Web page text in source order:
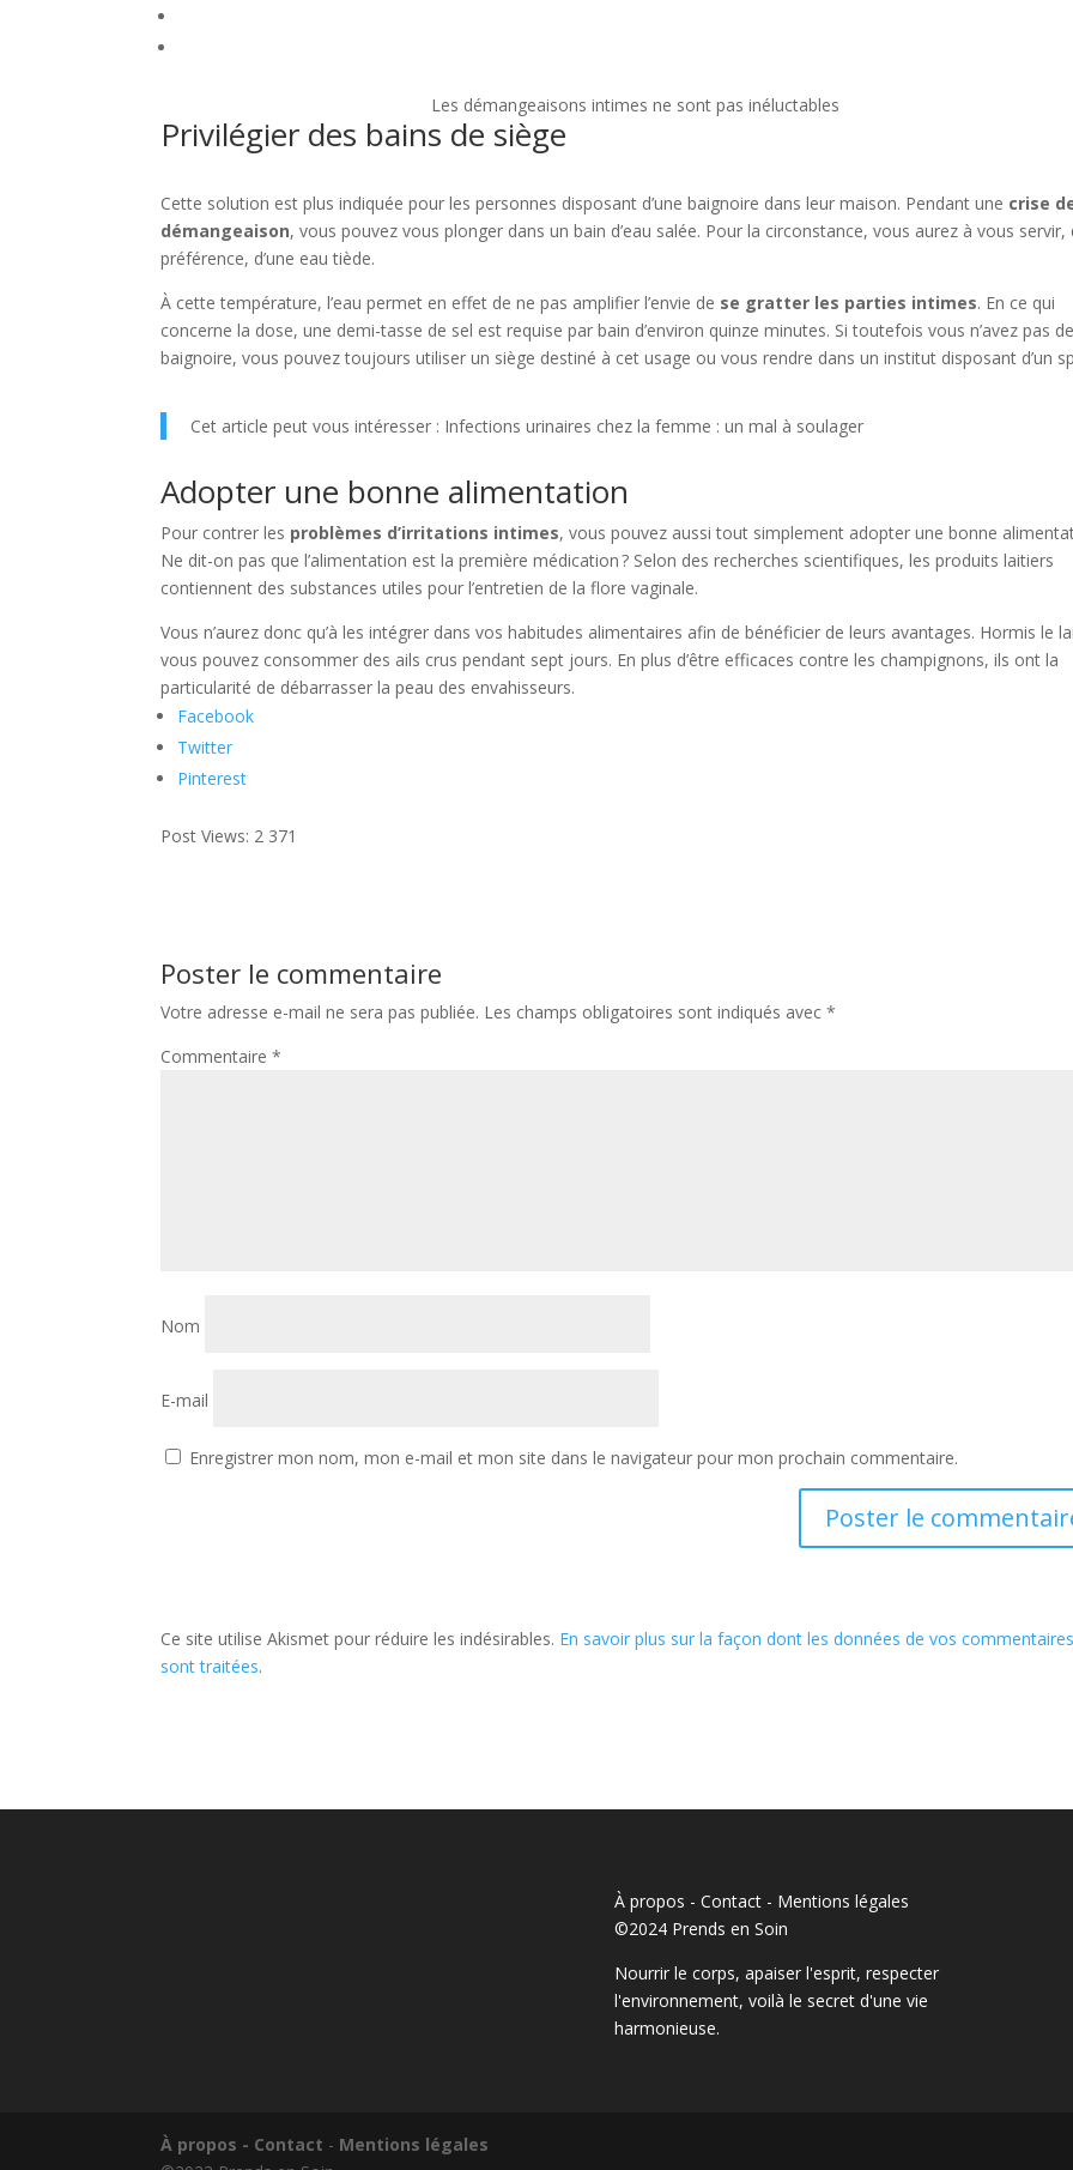
Les démangeaisons intimes ne sont pas inéluctables
Privilégier des bains de siège
Cette solution est plus indiquée pour les personnes disposant d’une baignoire dans leur maison. Pendant une crise
démangeaison, vous pouvez vous plonger dans un bain d’eau salée. Pour la circonstance, vous aurez à vous servir,
préférence, d’une eau tiède.
À cette température, l’eau permet en effet de ne pas amplifier l’envie de se gratter les parties intimes. En ce qui
concerne la dose, une demi-tasse de sel est requise par bain d’environ quinze minutes. Si toutefois vous n’avez pas
baignoire, vous pouvez toujours utiliser un siège destiné à cet usage ou vous rendre dans un institut disposant d’un
Cet article peut vous intéresser : Infections urinaires chez la femme : un mal à soulager
Adopter une bonne alimentation
Pour contrer les problèmes d’irritations intimes, vous pouvez aussi tout simplement adopter une bonne
Ne dit-on pas que l’alimentation est la première médication ? Selon des recherches scientifiques, les produits laitiers
contiennent des substances utiles pour l’entretien de la flore vaginale.
Vous n’aurez donc qu’à les intégrer dans vos habitudes alimentaires afin de bénéficier de leurs avantages. Hormis le
vous pouvez consommer des ails crus pendant sept jours. En plus d’être efficaces contre les champignons, ils ont la
particularité de débarrasser la peau des envahisseurs.
Facebook
Twitter
Pinterest
Post Views: 2 371
Poster le commentaire
Votre adresse e-mail ne sera pas publiée. Les champs obligatoires sont indiqués avec*
Commentaire*
Nom
E-mail
Enregistrer mon nom, mon e-mail et mon site dans le navigateur pour mon prochain commentaire.
Ce site utilise Akismet pour réduire les indésirables. En savoir plus sur la façon dont les données de vos
sont traitées.
À propos - Contact- Mentions légales
©2024 Prends en Soin
Nourrir le corps, apaiser l'esprit, respecter
l'environnement, voilà le secret d'une vie
harmonieuse.
À propos - Contact - Mentions légales